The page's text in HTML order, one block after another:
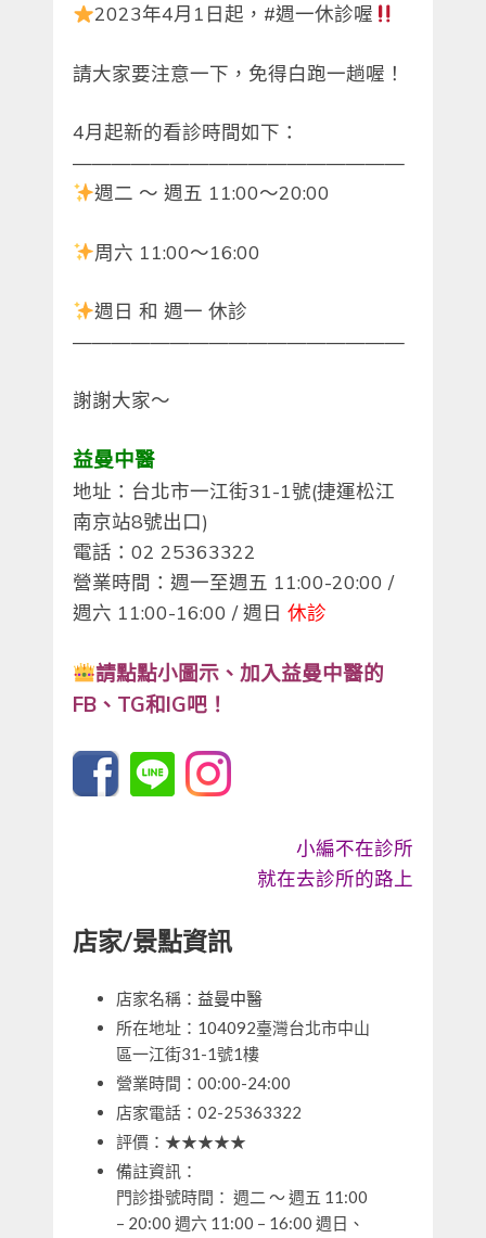
2023年4月1日起，#週一休診喔
請大家要注意一下，免得白跑一趟喔！
4月起新的看診時間如下：
—————————————————
週二 ～ 週五 11:00～20:00
周六 11:00～16:00
週日 和 週一 休診
—————————————————
謝謝大家～
益曼中醫
地址：台北市一江街31-1號(捷運松江
南京站8號出口)
電話：02 25363322
營業時間：週一至週五 11:00-20:00 /
週六 11:00-16:00 / 週日 休診
請點點小圖示、 加入益曼中醫的
FB、TG和IG吧！
小編不在診所
就在去診所的路上
店家/景點資訊
店家名稱： 益曼中醫
所在地址：104092臺灣台北市中山
區一江街31-1號1樓
營業時間：00:00-24:00
店家電話：02-25363322
評價：★★★★★
備註資訊：
門診掛號時間： 週二 ～ 週五 11:00
– 20:00 週六 11:00 – 16:00 週日、